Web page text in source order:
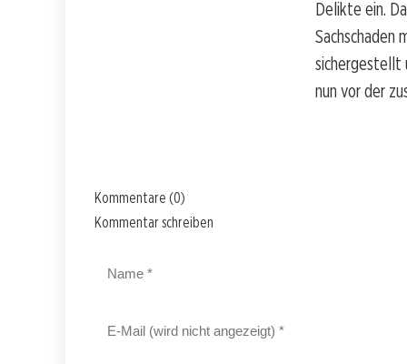
Delikte ein.
Sachschaden
sichergestellt
nun vor der
Kommentare (0)
Kommentar schreiben